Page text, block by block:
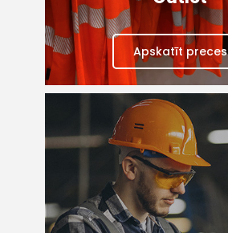
Apskatīt preces